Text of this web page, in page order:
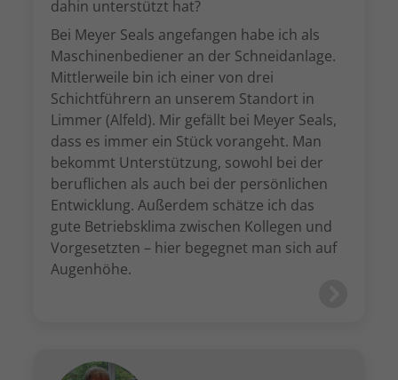
dahin unterstützt hat?
Bei Meyer Seals angefangen habe ich als
Maschinenbediener an der Schneidanlage.
Mittlerweile bin ich einer von drei
Schichtführern an unserem Standort in
Limmer (Alfeld). Mir gefällt bei Meyer Seals,
dass es immer ein Stück vorangeht. Man
bekommt Unterstützung, sowohl bei der
beruflichen als auch bei der persönlichen
Entwicklung. Außerdem schätze ich das
gute Betriebsklima zwischen Kollegen und
Vorgesetzten – hier begegnet man sich auf
Augenhöhe.